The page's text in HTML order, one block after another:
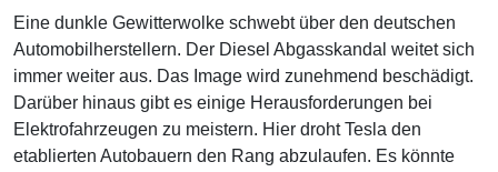
Eine dunkle Gewitterwolke schwebt über den deutschen
Automobilherstellern. Der Diesel Abgasskandal weitet sich
immer weiter aus. Das Image wird zunehmend beschädigt.
Darüber hinaus gibt es einige Herausforderungen bei
Elektrofahrzeugen zu meistern. Hier droht Tesla den
etablierten Autobauern den Rang abzulaufen. Es könnte